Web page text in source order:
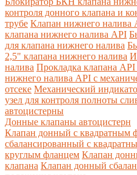
контроля донного клапана и
трубе Клапан нижнего налива
клапана нижнего налива API
для клапана нижнего налива
2,5" клапана нижнего налива
налива Прокладка клапана
нижнего налива API с
отсеке Механический
узел для контроля полноты
автоцистерны
Донные клапаны автоцистерн
Клапан донный с квадратным
сбалансированный с
круглым фланцем Клапан
клапана Клапан донный